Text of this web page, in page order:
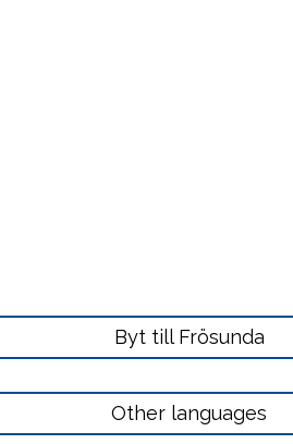
Läs
mer
här
Byt till Frösunda
Läs
Other languages